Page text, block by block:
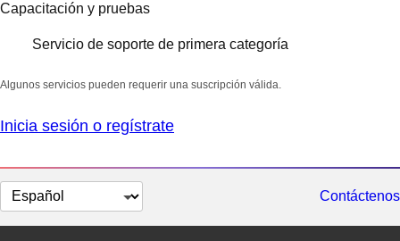
Capacitación y pruebas
Servicio de soporte de primera categoría
Algunos servicios pueden requerir una suscripción válida.
Inicia sesión o regístrate
Cambiar
el
Contáctenos